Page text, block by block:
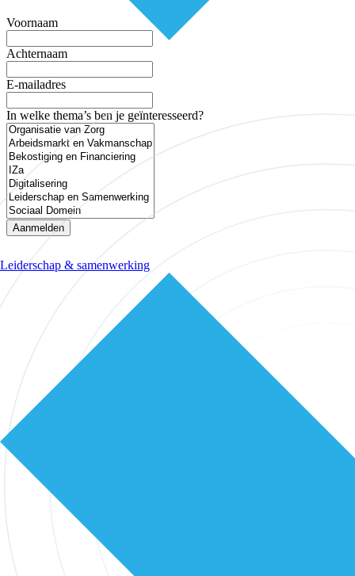
Leiderschap & samenwerking
Voornaam
Achternaam
E-mailadres
In welke thema’s ben je geïnteresseerd?
Aanmelden